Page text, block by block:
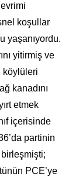
koşullar
yaşanıyordu.
yitirmiş ve
köylüleri
kanadını
etmek
içerisinde
partinin
PCE’ye